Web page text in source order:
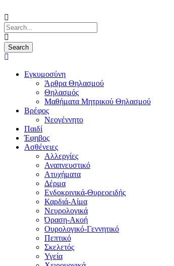
Εγκυμοσύνη
Άρθρα Θηλασμού
Θηλασμός
Μαθήματα Μητρικού Θηλασμού
Βρέφος
Νεογέννητο
Παιδί
Έφηβος
Ασθένειες
Αλλεργίες
Αναπνευστικό
Ατυχήματα
Δέρμα
Ενδοκρινικά-Θυρεοειδής
Καρδιά-Αίμα
Νευρολογικά
Όραση-Ακοή
Ουρολογικό-Γεννητικό
Πεπτικό
Σκελετός
Υγεία